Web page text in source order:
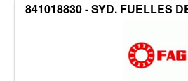
841018830 - SYD. FUELLES